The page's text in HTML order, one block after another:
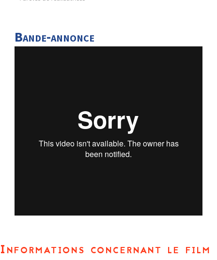
Bande-annonce
Informations concernant le film